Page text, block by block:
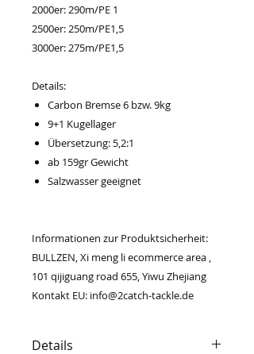
2000er: 290m/PE 1
2500er: 250m/PE1,5
3000er: 275m/PE1,5
Details:
Carbon Bremse 6 bzw. 9kg
9+1 Kugellager
Übersetzung: 5,2:1
ab 159gr Gewicht
Salzwasser geeignet
Informationen zur Produktsicherheit:
BULLZEN, Xi meng li ecommerce area ,
101 qijiguang road 655, Yiwu Zhejiang
Kontakt EU: info@2catch-tackle.de
Details